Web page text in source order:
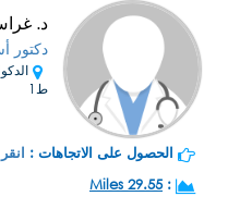
د.
دكتور
ط1
الحصول على الاتجاهات :
:
29.55 Miles